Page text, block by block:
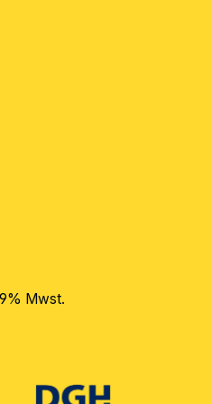
Mwst.